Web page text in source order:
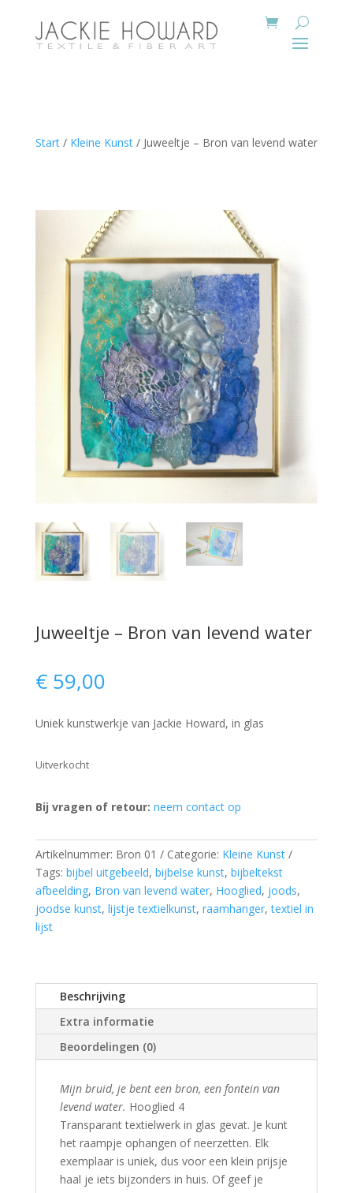
Start/ Kleine Kunst/ Juweeltje – Bron van levend water
Juweeltje – Bron van levend water
€59,00
Uniek kunstwerkje van Jackie Howard, in glas
Uitverkocht
Bij vragen of retour: neem contact op
Artikelnummer: Bron 01 Categorie: Kleine Kunst
Tags: bijbel uitgebeeld, bijbelse kunst, bijbeltekst
afbeelding, Bron van levend water, Hooglied, joods,
joodse kunst, lijstje textielkunst, raamhanger,textiel in
lijst
Beschrijving
Extra informatie
Beoordelingen (0)
Mijn bruid, je bent een bron, een fontein van
levend water. Hooglied 4
Transparant textielwerk in glas gevat. Je kunt
het raampje ophangen of neerzetten. Elk
exemplaar is uniek, dus voor een klein prijsje
haal je iets bijzonders in huis. Of geef je